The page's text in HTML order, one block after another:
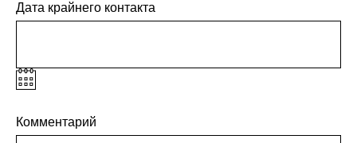
Дата крайнего контакта
Комментарий